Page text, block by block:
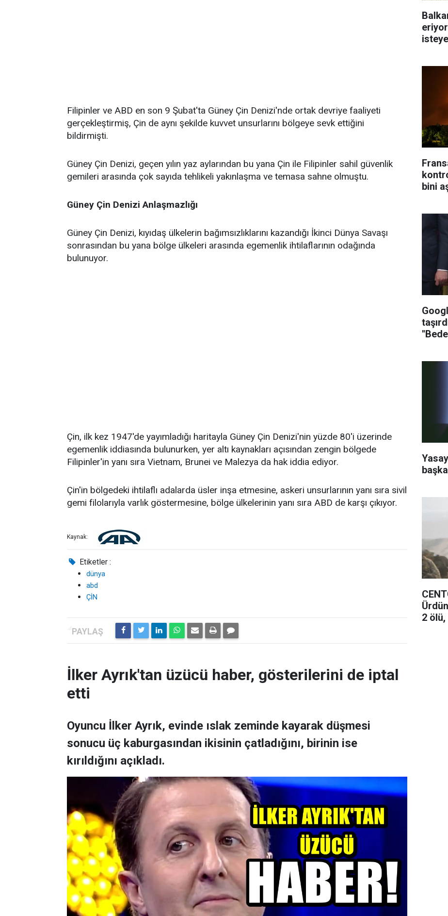
Filipinler ve ABD en son 9 Şubat'ta Güney Çin Denizi'nde ortak devriye faaliyeti
gerçekleştirmiş, Çin de aynı şekilde kuvvet unsurlarını bölgeye sevk ettiğini
bildirmişti.
Güney Çin Denizi, geçen yılın yaz aylarından bu yana Çin ile Filipinler sahil güvenlik
gemileri arasında çok sayıda tehlikeli yakınlaşma ve temasa sahne olmuştu.
Güney Çin Denizi Anlaşmazlığı
Güney Çin Denizi, kıyıdaş ülkelerin bağımsızlıklarını kazandığı İkinci Dünya Savaşı
sonrasından bu yana bölge ülkeleri arasında egemenlik ihtilaflarının odağında
bulunuyor.
Çin, ilk kez 1947'de yayımladığı haritayla Güney Çin Denizi'nin yüzde 80'i üzerinde
egemenlik iddiasında bulunurken, yer altı kaynakları açısından zengin bölgede
Filipinler'in yanı sıra Vietnam, Brunei ve Malezya da hak iddia ediyor.
Çin'in bölgedeki ihtilaflı adalarda üsler inşa etmesine, askeri unsurlarının yanı sıra sivil
gemi filolarıyla varlık göstermesine, bölge ülkelerinin yanı sıra ABD de karşı çıkıyor.
Kaynak:
Etiketler :
dünya
abd
ÇİN
İlker Ayrık'tan üzücü haber, gösterilerini de iptal
etti
Oyuncu İlker Ayrık, evinde ıslak zeminde kayarak düşmesi
sonucu üç kaburgasından ikisinin çatladığını, birinin ise
kırıldığını açıkladı.
bini
2 ölü,